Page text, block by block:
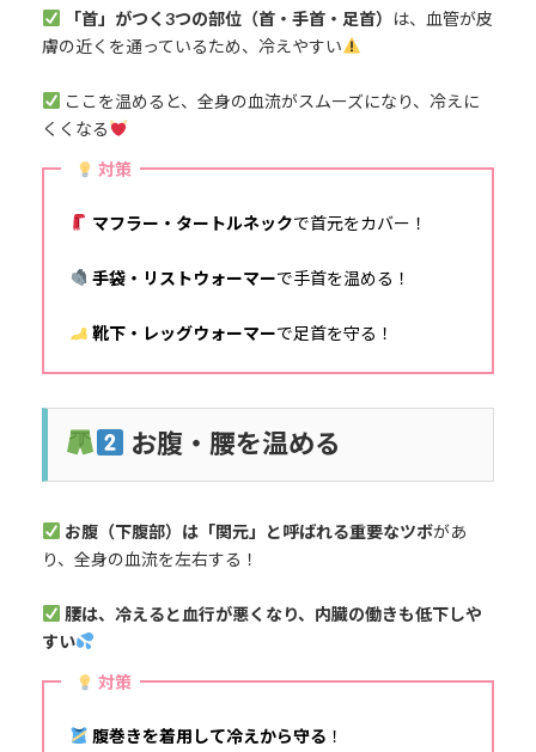
「首」がつく3つの部位（首・手首・足首）
は、血管が皮
膚の近くを通っているため、冷えやすい
ここを温めると、全身の血流がスムーズになり、冷えに
くくなる
対策
マフラー・タートルネックで首元をカバー！
手袋・リストウォーマーで手首を温める！
靴下・レッグウォーマーで足首を守る！
お腹・腰を温める
お腹（下腹部）は「関元」と呼ばれる重要なツボがあ
り、全身の血流を左右する！
腰は、冷えると血行が悪くなり、内臓の働きも低下しや
すい
対策
腹巻きを着用して冷えから守る ！